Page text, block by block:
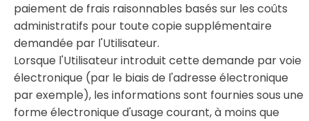
paiement de frais raisonnables basés sur les coûts
administratifs pour toute copie supplémentaire
demandée par l'Utilisateur.
Lorsque l'Utilisateur introduit cette demande par voie
électronique (par le biais de l'adresse électronique
par exemple), les informations sont fournies sous une
forme électronique d'usage courant, à moins que